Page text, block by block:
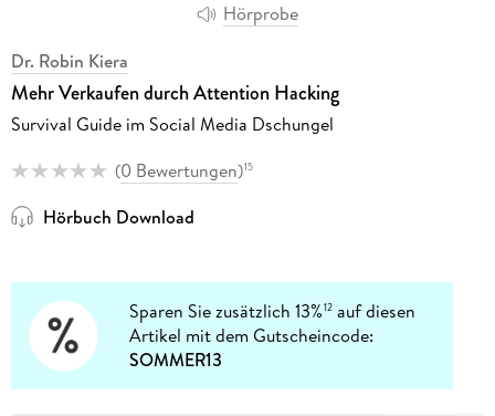
Hörprobe
Dr. Robin Kiera
Mehr Verkaufen durch Attention Hacking
Survival Guide im Social Media Dschungel
(0 Bewertungen)15
Hörbuch Download
Sparen Sie zusätzlich 13%12 auf diesen
Artikel mit dem Gutscheincode:
SOMMER13